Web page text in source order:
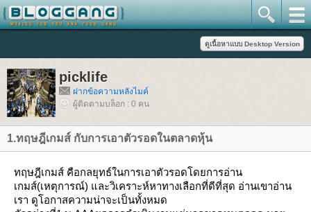
picklife
ฝากข้อความหลังไมค์
ผู้ติดตามบล็อก : 0 คน
1.ทฤษฎีเกมส์ กับการเอาตัวรอดในตลาดหุ้น
ทฤษฎีเกมส์ คือกลยุทธ์ในการเอาตัวรอดโดยการอ่าน
เกมส์(เหตุการณ์) และวิเคราะห์หาทางเลือกที่ดีที่สุด อ่านเขาอ่าน
เรา ดูโอกาสความน่าจะเป็นทั้งหมด